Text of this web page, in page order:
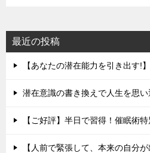
最近の投稿
【あなたの潜在能力を引き出す!
潜在意識の書き換えで人生を思
【ご好評】半日で習得！催眠術
【人前で緊張して、本来の自分